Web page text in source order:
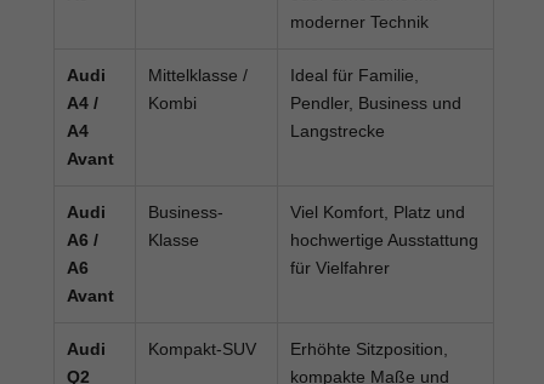
moderner Technik
Audi
A4 /
A4
Avant
Mittelklasse /
Kombi
Ideal für Familie,
Pendler, Business und
Langstrecke
Audi
A6 /
A6
Avant
Business-
Klasse
Viel Komfort, Platz und
hochwertige Ausstattung
für Vielfahrer
Audi
Q2
Kompakt-SUV
Erhöhte Sitzposition,
kompakte Maße und